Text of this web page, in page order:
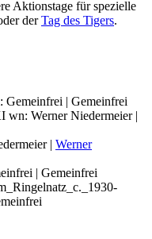
Aktionstage für spezielle
derTag des Tigers.
Gemeinfrei | Gemeinfrei
wn: Werner Niedermeier |
| Werner
| Gemeinfrei